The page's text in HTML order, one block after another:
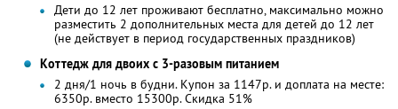
Дети до 12 лет проживают бесплатно, максимально можно
разместить 2 дополнительных места для детей до 12 лет
(не действует в период государственных праздников)
Коттедж для двоих с 3-разовым питанием
2 дня/1 ночь в будни. Купон за 1147р. и доплата на месте:
6350р. вместо 15300р. Скидка 51%